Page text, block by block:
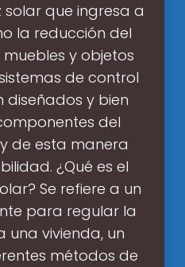
que ingresa a
la reducción del
y objetos
de control
diseñados y bien
del
de esta manera
¿Qué es el
Se refiere a un
para regular la
una vivienda, un
métodos de